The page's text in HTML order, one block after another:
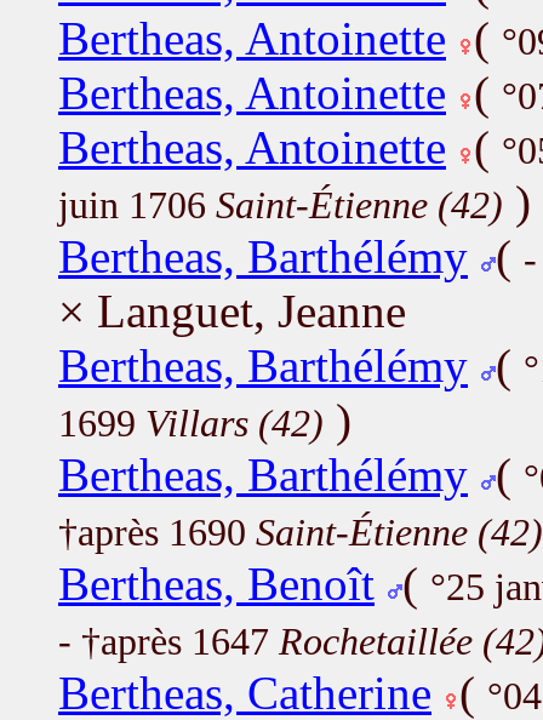
Bertheas, Antoinette (
Bertheas, Antoinette (
Bertheas, Antoinette (
juin 1706 Saint-Étienne (42) )
Bertheas, Barthélémy (
× Languet, Jeanne
Bertheas, Barthélémy (
1699 Villars (42) )
Bertheas, Barthélémy (
†après 1690 Saint-Étienne (42)
Bertheas, Benoît ( °25
- †après 1647 Rochetaillée
Bertheas, Catherine (